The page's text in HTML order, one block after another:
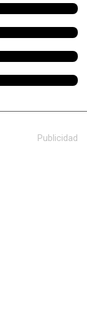
Publicidad